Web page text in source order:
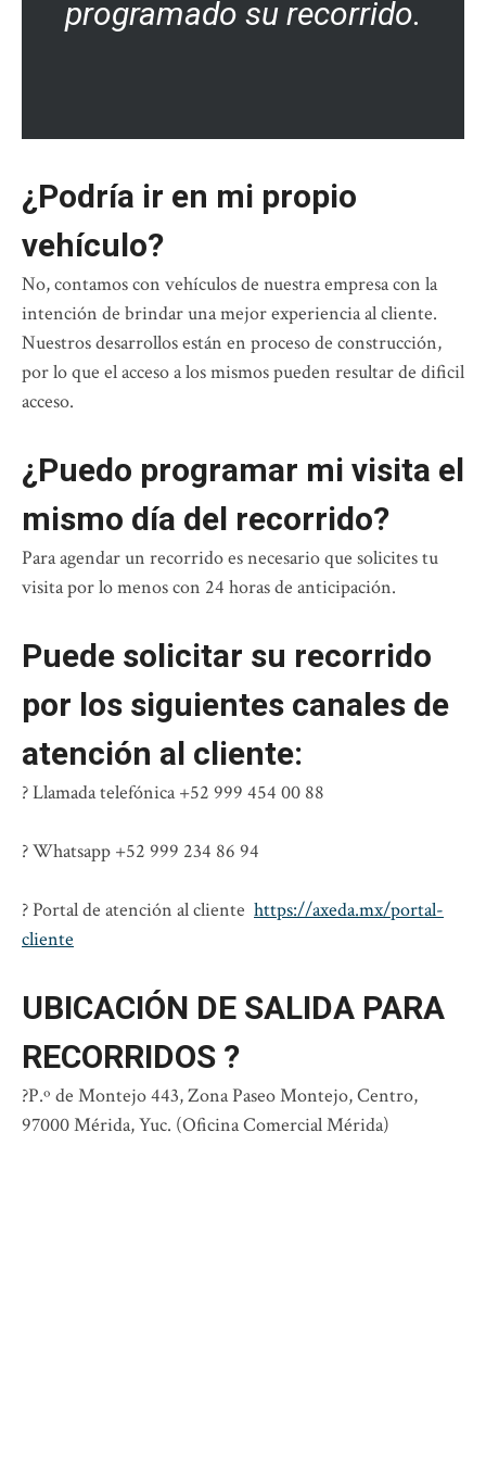
programado su recorrido.
¿Podría ir en mi propio
vehículo?
No, contamos con vehículos de nuestra empresa con la
intención de brindar una mejor experiencia al cliente.
Nuestros desarrollos están en proceso de construcción,
por lo que el acceso a los mismos pueden resultar de dificil
acceso.
¿Puedo programar mi visita el
mismo día del recorrido?
Para agendar un recorrido es necesario que solicites tu
visita por lo menos con 24 horas de anticipación.
Puede solicitar su recorrido
por los siguientes canales de
atención al cliente:
? Llamada telefónica +52 999 454 00 88
? Whatsapp +52 999 234 86 94
? Portal de atención al cliente https://axeda.mx/portal-
cliente
UBICACIÓN DE SALIDA PARA
RECORRIDOS ?
?P.º de Montejo 443, Zona Paseo Montejo, Centro,
97000 Mérida, Yuc. (Oficina Comercial Mérida)